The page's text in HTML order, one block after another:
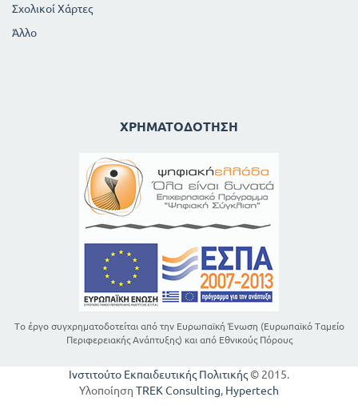
Σχολικοί Χάρτες
Άλλο
ΧΡΗΜΑΤΟΔΌΤΗΣΗ
Το έργο συγχρηματοδοτείται από την Ευρωπαϊκή Ένωση (Ευρωπαϊκό Ταμείο
Περιφερειακής Ανάπτυξης) και από Εθνικούς Πόρους
Ινστιτούτο Εκπαιδευτικής Πολιτικής © 2015.
Υλοποίηση TREK Consulting, Hypertech